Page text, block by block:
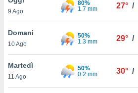
è
al sito
di
ci
di
9 Ago
80%
1.7 mm
27° /
Domani
10 Ago
50%
1.3 mm
29° /
Martedì
11 Ago
50%
0.2 mm
30° /